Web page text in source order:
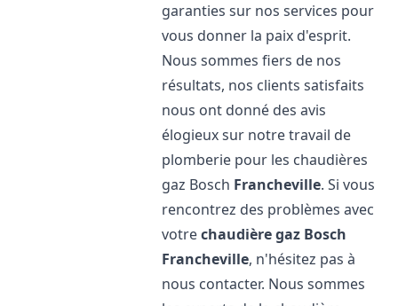
garanties sur nos services pour
vous donner la paix d'esprit.
Nous sommes fiers de nos
résultats, nos clients satisfaits
nous ont donné des avis
élogieux sur notre travail de
plomberie pour les chaudières
gaz Bosch Francheville. Si vous
rencontrez des problèmes avec
votrechaudière gaz Bosch
Francheville, n'hésitez pas à
nous contacter. Nous sommes